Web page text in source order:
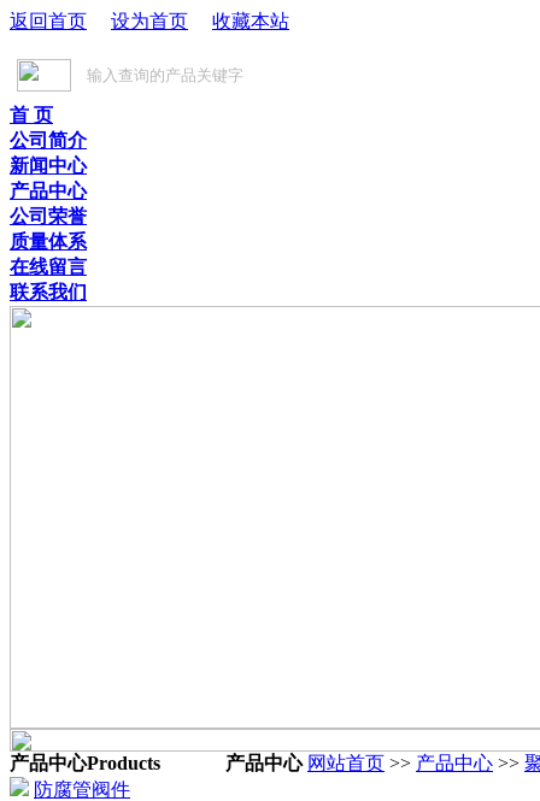
返回首页 设为首页 收藏本站
首 页
公司简介
新闻中心
产品中心
公司荣誉
质量体系
在线留言
联系我们
产品中心Products
防腐管阀件
产品中心 网站首页 >> 产品中心 >>